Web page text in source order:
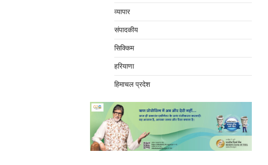
व्यापार
संपादकीय
सिक्किम
हरियाणा
हिमाचल प्रदेश